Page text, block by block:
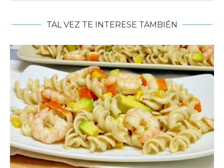
TAL VEZ TE INTERESE TAMBIÉN